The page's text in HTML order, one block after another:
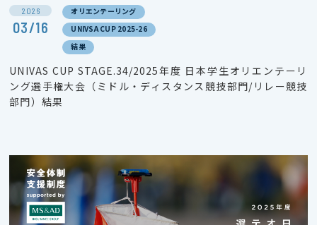
2026
03/16
オリエンテーリング
UNIVSA CUP 2025-26
結果
UNIVAS CUP STAGE.34/2025年度 日本学生オリエンテーリ
ング選手権大会（ミドル・ディスタンス競技部門/リレー競技
部門）結果